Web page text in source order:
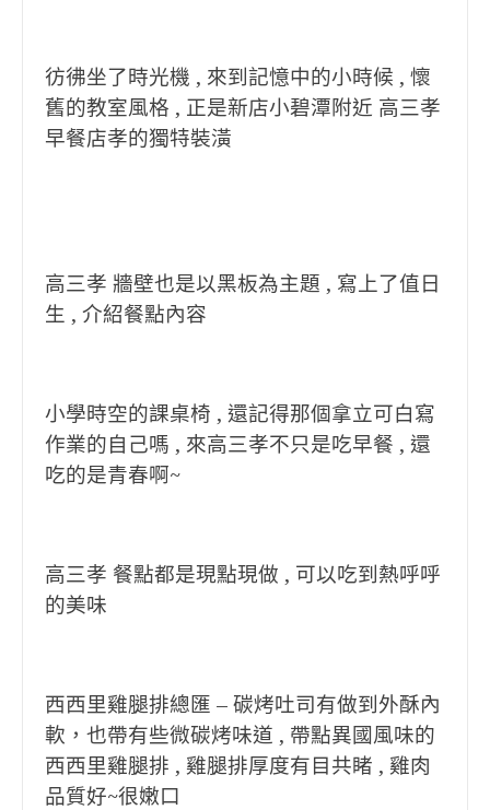
彷彿坐了時光機 , 來到記憶中的小時候 , 懷
舊的教室風格 , 正是新店小碧潭附近 高三孝
早餐店孝的獨特裝潢
高三孝 牆壁也是以黑板為主題 , 寫上了值日
生 , 介紹餐點內容
小學時空的課桌椅 , 還記得那個拿立可白寫
作業的自己嗎 , 來高三孝不只是吃早餐 , 還
吃的是青春啊~
高三孝 餐點都是現點現做 , 可以吃到熱呼呼
的美味
西西里雞腿排總匯 – 碳烤吐司有做到外酥內
軟，也帶有些微碳烤味道 , 帶點異國風味的
西西里雞腿排 , 雞腿排厚度有目共睹 , 雞肉
品質好~很嫩口